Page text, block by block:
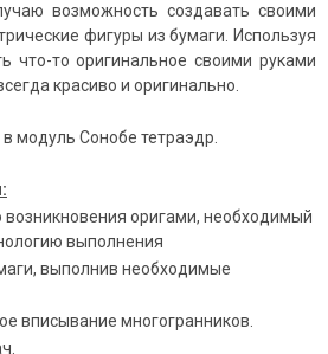
возможность создавать своими
фигуры из бумаги. Используя
что-то оригинальное своими руками
красиво и оригинально.
модуль Сонобе тетраэдр.
возникновения оригами, необходимый
выполнения
выполнив необходимые
вписывание многогранников.